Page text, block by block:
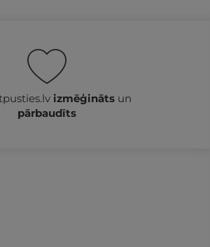
izmēģināts un
pārbaudīts